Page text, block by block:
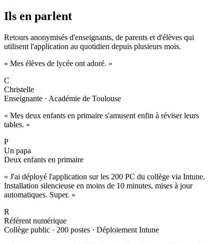
Ils en parlent
Retours anonymisés d'enseignants, de parents et d'élèves qui
utilisent l'application au quotidien depuis plusieurs mois.
« Mes élèves de lycée ont adoré. »
C
Christelle
Enseignante · Académie de Toulouse
« Mes deux enfants en primaire s'amusent enfin à réviser leurs
tables. »
P
Un papa
Deux enfants en primaire
« J'ai déployé l'application sur les 200 PC du collège via Intune.
Installation silencieuse en moins de 10 minutes, mises à jour
automatiques. Super. »
R
Référent numérique
Collège public · 200 postes · Déploiement Intune